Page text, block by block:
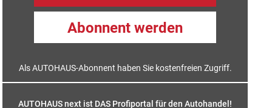
Abonnent werden
Als AUTOHAUS-Abonnent haben Sie kostenfreien Zugriff.
AUTOHAUS next ist DAS Profiportal für den Autohandel!